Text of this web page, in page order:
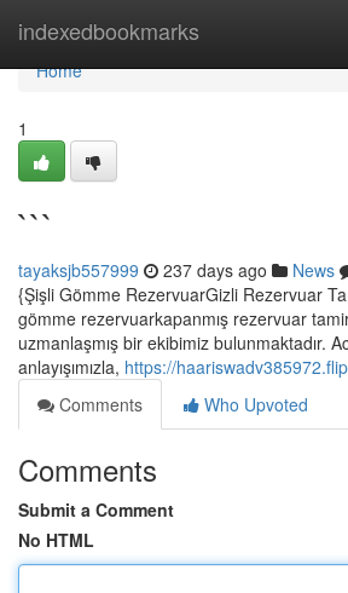
indexedbookmarks
Home
Home
1
```
tayaksjb557999 237 days ago News
{Şişli Gömme RezervuarGizli Rezervuar
gömme rezervuarkapanmış rezervuar
uzmanlaşmış bir ekibimiz bulunmaktadır.
anlayışımızla, https://
Comments
Who Upvoted
Comments
Submit a Comment
No HTML